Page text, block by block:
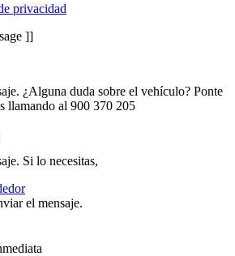
privacidad
]]
¿Alguna duda sobre el vehículo? Ponte
llamando al 900 370 205
Si lo necesitas,
el mensaje.